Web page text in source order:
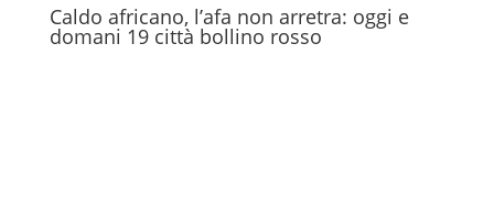
Caldo africano, l’afa non arretra: oggi e
domani 19 città bollino rosso